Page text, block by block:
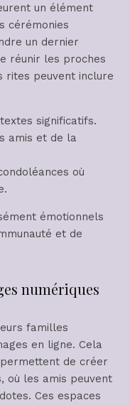
un élément
cérémonies
un dernier
réunir les proches
rites peuvent inclure
significatifs.
amis et de la
où
émotionnels
et de
numériques
familles
en ligne. Cela
de créer
, où les amis peuvent
Ces espaces